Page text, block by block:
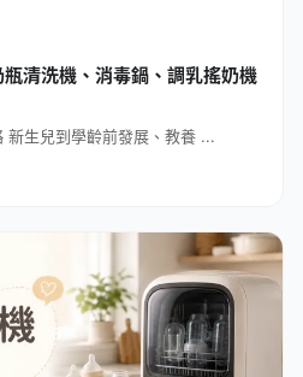
清洗機、消毒鍋、調乳搖奶機
生兒到學齡前發展、教養 ...